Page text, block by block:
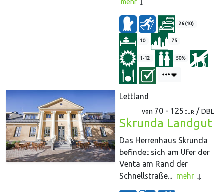
mehr
26 (10)
10 75
1-12 50%
Lettland
von 70 - 125 EUR /DBL
Skrunda Landgut
Das Herrenhaus Skrunda
befindet sich am Ufer der
Venta am Rand der
Schnellstraße...
mehr